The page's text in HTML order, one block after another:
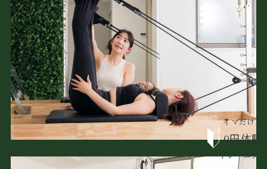
イマだけ！
0円体験
トレーニング